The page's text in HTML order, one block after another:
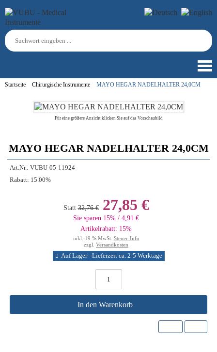
Startseite Chirurgische Instrumente MAYO HEGAR NADELHALTER 24,0CM
Für eine größere Ansicht klicken Sie auf das Vorschaubild
MAYO HEGAR NADELHALTER 24,0CM
Art.Nr.: VUBU-05-11924
Rabatt: 15.00%
Statt 32,76 €27,85 €
Sie sparen 15% / 4,91 €
Artikelrabatt: 15%
inkl. 19 % MwSt. Steuer-Info
zzgl. Versandkosten
Auf Lager - Lieferzeit ca. 2-5 Werktage
In den Warenkorb